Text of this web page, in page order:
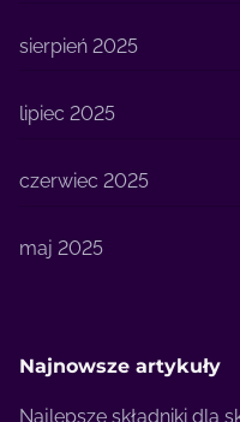
sierpień 2025
lipiec 2025
czerwiec 2025
maj 2025
Najnowsze artykuły
Najlepsze składniki dla